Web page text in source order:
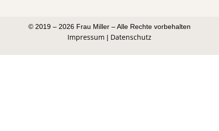
© 2019 – 2026 Frau Miller – Alle Rechte vorbehalten
Impressum | Datenschutz